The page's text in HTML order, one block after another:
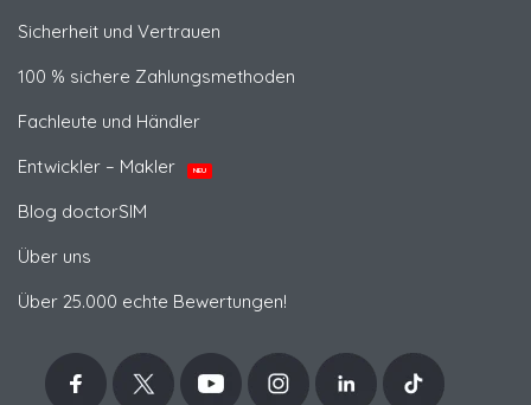
Sicherheit und Vertrauen
100 % sichere Zahlungsmethoden
Fachleute und Händler
Entwickler – Makler
NEU
Blog doctorSIM
Über uns
Über 25.000 echte Bewertungen!